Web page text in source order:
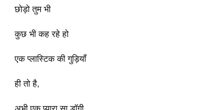
छोड़ो तुम भी
कुछ भी कह रहे हो
एक प्लास्टिक की गुड़ियाँ
ही तो है,